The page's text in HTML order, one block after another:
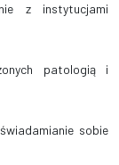
z instytucjami
patologią i
sobie